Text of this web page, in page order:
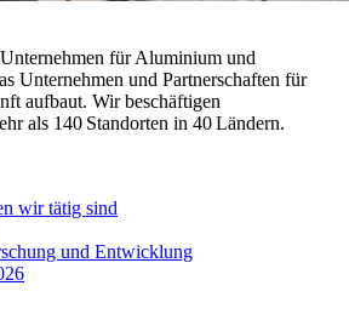
für Aluminium und
Unternehmen und Partnerschaften für
aufbaut. Wir beschäftigen
als 140 Standorten in 40 Ländern.
wir tätig sind
und Entwicklung